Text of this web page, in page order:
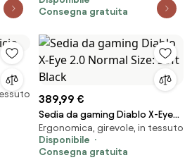
Consegna gratuita
389,99 €
Sedia da gaming Diablo X-Eye
2.0 Normal Size: Soft Black
Ergonomica, girevole, in tessuto
Disponibile
Consegna gratuita